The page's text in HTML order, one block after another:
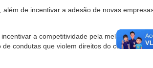
de incentivar a adesão de novas
a competitividade pela melhoria da
condutas que violem direitos do consumidor